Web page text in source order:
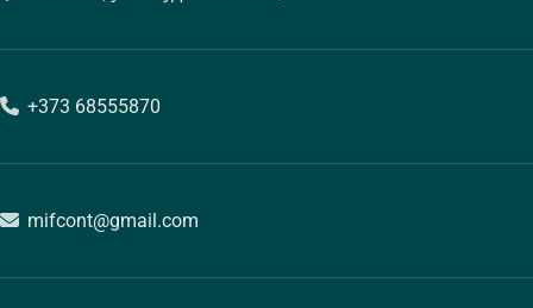
+373 68555870
mifcont@gmail.com